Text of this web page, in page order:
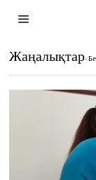
Жаңалықтар-